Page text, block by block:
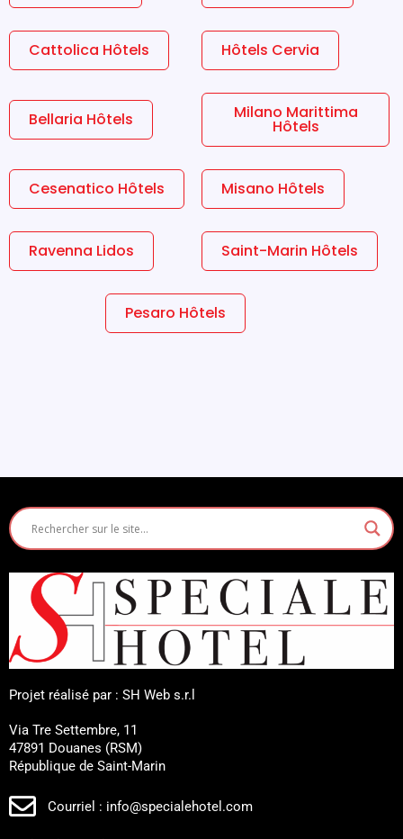
Cattolica Hôtels Hôtels Cervia
Bellaria Hôtels Milano Marittima
Hôtels
Cesenatico Hôtels Misano Hôtels
Ravenna Lidos Saint-Marin Hôtels
Pesaro Hôtels
Projet réalisé par : SH Web s.r.l
Via Tre Settembre, 11
47891 Douanes (RSM)
République de Saint-Marin
Courriel : info@specialehotel.com